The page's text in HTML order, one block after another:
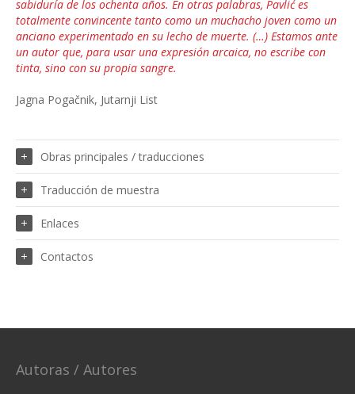
sabiduría de los ochenta años. En otras palabras, Pavlić es
totalmente convincente tanto como un muchacho joven como un
anciano experimentado en su lecho de muerte. (…) Estamos ante
un autor que, para usar una expresión arcaica, no escribe con
tinta, sino con su propia sangre.
Jagna Pogačnik, Jutarnji List
Obras principales / traducciones
Traducción de muestra
Enlaces
Contactos
Autoras / Autores